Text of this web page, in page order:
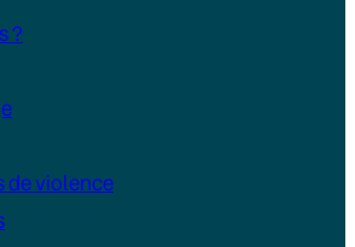
?
de violence